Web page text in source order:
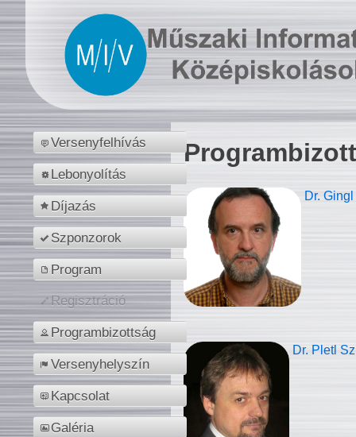
Versenyfelhívás
Lebonyolítás
Díjazás
Szponzorok
Program
Regisztráció
Programbizottság
Versenyhelyszín
Kapcsolat
Galéria
Dr.
Dr. Pletl